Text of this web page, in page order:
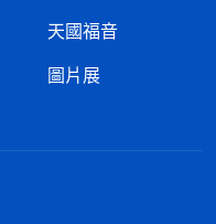
天國福音
圖片展